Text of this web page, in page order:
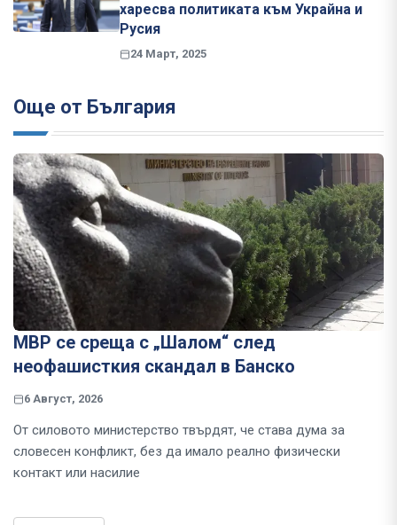
харесва политиката към Украйна и
Русия
24 Март, 2025
Още от България
МВР се среща с „Шалом“ след
неофашисткия скандал в Банско
6 Август, 2026
От силовото министерство твърдят, че става дума за
словесен конфликт, без да имало реално физически
контакт или насилие